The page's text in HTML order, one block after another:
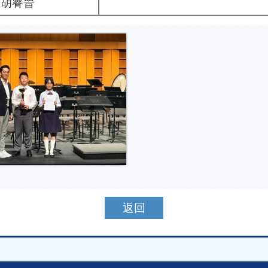
胡睿晉
返回